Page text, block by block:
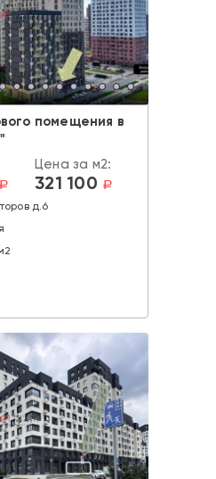
помещения в
a
Цена за м2:
321 100 a
д.6